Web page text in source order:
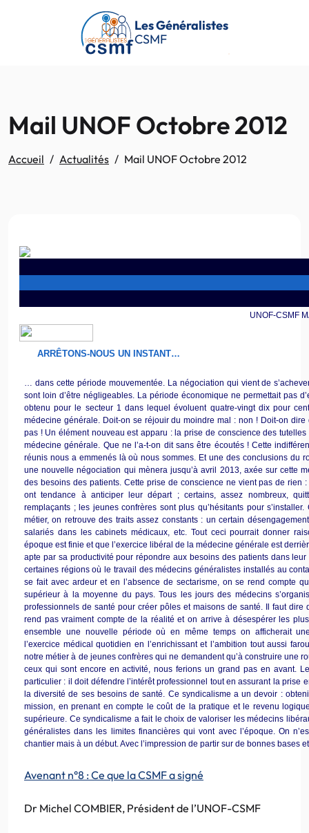
Passer au contenu principal
Les Généralistes
CSMF
Mail UNOF Octobre 2012
Accueil Actualités Mail UNOF Octobre 2012
UNOF-CSMF
ARRÊTONS-NOUS UN INSTANT…
… dans cette période mouvementée. La négociation qui vient de
sont loin d’être négligeables. La période économique ne permettait pas
obtenu pour le secteur 1 dans lequel évoluent quatre-vingt dix pour
médecine générale. Doit-on se réjouir du moindre mal : non ! Doit-on
pas ! Un élément nouveau est apparu : la prise de conscience des tutelles
médecine générale. Que ne l’a-t-on dit sans être écoutés ! Cette
réunis nous a emmenés là où nous sommes. Et une des conclusions du
une nouvelle négociation qui mènera jusqu’à avril 2013, axée sur cette
des besoins des patients. Cette prise de conscience ne vient pas de rien
ont tendance à anticiper leur départ ; certains, assez nombreux,
remplaçants ; les jeunes confrères sont plus qu’hésitants pour
métier, on retrouve des traits assez constants : un certain
salariés dans les cabinets médicaux, etc. Tout ceci pourrait donner
époque est finie et que l’exercice libéral de la médecine générale est
apte par sa productivité pour répondre aux besoins des patients dans
certaines régions où le travail des médecins généralistes installés au
se fait avec ardeur et en l’absence de sectarisme, on se rend compte
supérieur à la moyenne du pays. Tous les jours des médecins
professionnels de santé pour créer pôles et maisons de santé. Il faut dire
rend pas vraiment compte de la réalité et on arrive à désespérer les
ensemble une nouvelle période où en même temps on afficherait
l’exercice médical quotidien en l’enrichissant et l’ambition tout aussi
notre métier à de jeunes confrères qui ne demandent qu’à construire une
ceux qui sont encore en activité, nous ferions un grand pas en avant.
particulier : il doit défendre l’intérêt professionnel tout en assurant la prise
la diversité de ses besoins de santé. Ce syndicalisme a un devoir :
mission, en prenant en compte le coût de la pratique et le revenu
supérieure. Ce syndicalisme a fait le choix de valoriser les médecins
généralistes dans les limites financières qui vont avec l’époque. On
chantier mais à un début. Avec l’impression de partir sur de bonnes bases
Avenant n°8 : Ce que la CSMF a signé
Dr Michel COMBIER, Président de l’UNOF-CSMF